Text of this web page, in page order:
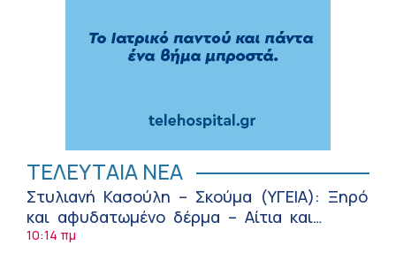
ΤΕΛΕΥΤΑΙΑ ΝΕΑ
Στυλιανή Κασούλη – Σκούμα (ΥΓΕΙΑ): Ξηρό
και αφυδατωμένο δέρμα – Αίτια και
αντιμετώπιση
10:14 πμ